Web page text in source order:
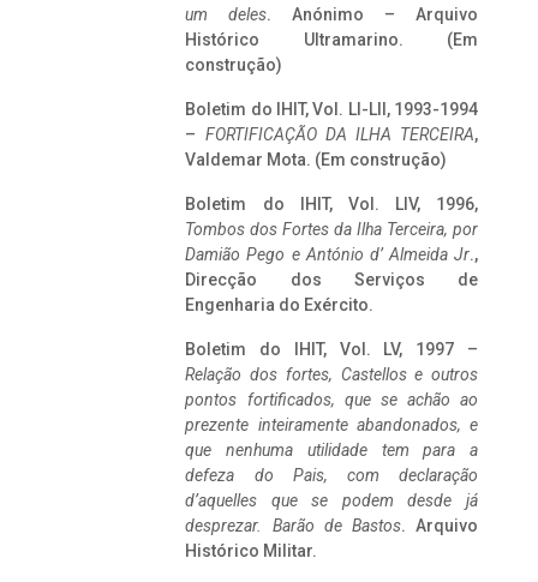
um deles. Anónimo – Arquivo
Histórico Ultramarino. (Em
construção)
Boletim do IHIT, Vol. LI-LII, 1993-1994
– FORTIFICAÇÃO DA ILHA TERCEIRA,
Valdemar Mota. (Em construção)
Boletim do IHIT, Vol. LIV, 1996,
Tombos dos Fortes da Ilha Terceira, por
Damião Pego e António d’ Almeida Jr.,
Direcção dos Serviços de
Engenharia do Exército.
Boletim do IHIT, Vol. LV, 1997 –
Relação dos fortes, Castellos e outros
pontos fortificados, que se achão ao
prezente inteiramente abandonados, e
que nenhuma utilidade tem para a
defeza do Pais, com declaração
d’aquelles que se podem desde já
desprezar. Barão de Bastos. Arquivo
Histórico Militar.